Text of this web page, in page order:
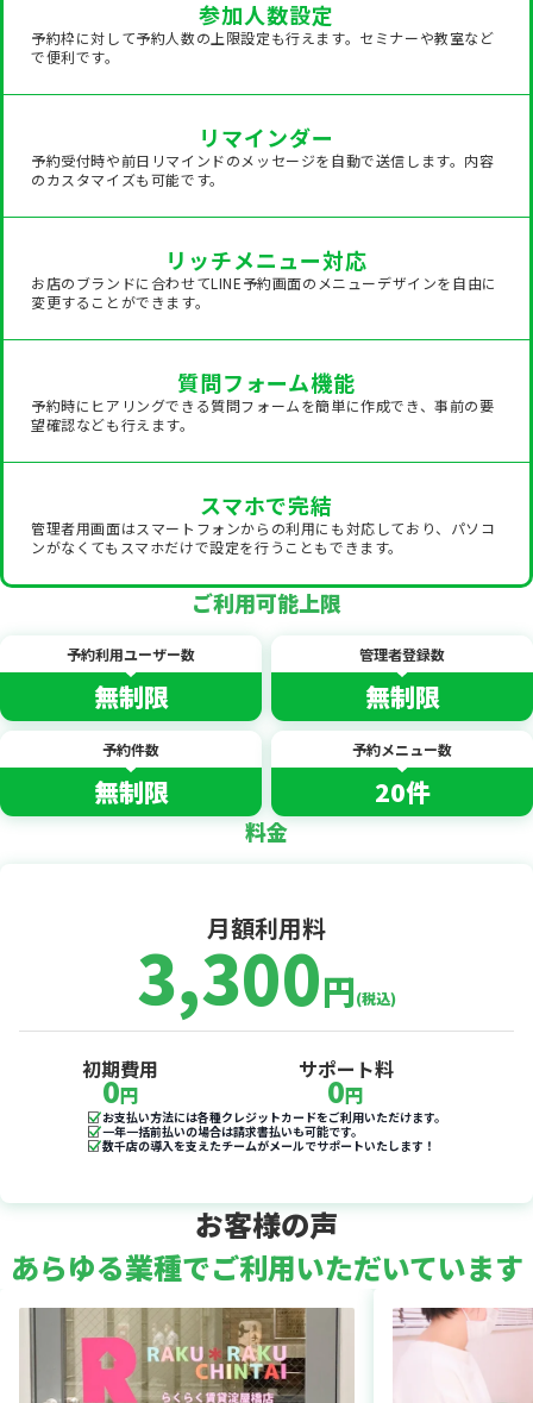
参加人数設定
予約枠に対して予約人数の上限設定も行えます。セミナーや教室など
で便利です。
リマインダー
予約受付時や前日リマインドのメッセージを自動で送信します。内容
のカスタマイズも可能です。
リッチメニュー対応
お店のブランドに合わせてLINE予約画面のメニューデザインを自由に
変更することができます。
質問フォーム機能
予約時にヒアリングできる質問フォームを簡単に作成でき、事前の要
望確認なども行えます。
スマホで完結
管理者用画面はスマートフォンからの利用にも対応しており、パソコ
ンがなくてもスマホだけで設定を行うこともできます。
ご利用可能上限
予約利用ユーザー数
無制限
管理者登録数
無制限
予約件数
無制限
予約メニュー数
20件
料金
月額利用料
3,300円(税込)
初期費用
0円
サポート料
0円
お支払い方法には各種クレジットカードをご利用いただけます。
一年一括前払いの場合は請求書払いも可能です。
数千店の導入を支えたチームがメールでサポートいたします！
お客様の声
あらゆる業種でご利用いただいています